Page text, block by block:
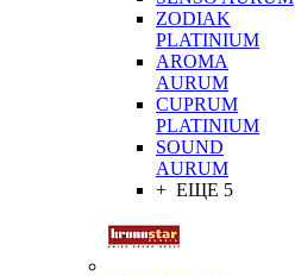
ZODIAK
PLATINIUM
AROMA
AURUM
CUPRUM
PLATINIUM
SOUND
AURUM
+ ЕЩЕ 5